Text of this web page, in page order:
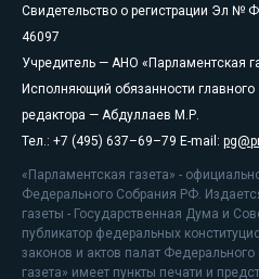
Свидетельство о регистрации Эл №
46097
Учредитель — АНО «Парламентская
Исполняющий обязанности главного
редактора — Абдуллаев М.Р.
Тел.: +7 (495) 637–69–79 E-mail:
«Парламентская газета» -
Федерального Собрания РФ.
газеты - Государственная Дума и
публикатор федеральных
законов и актов палат
газета» имеет пункты печати и